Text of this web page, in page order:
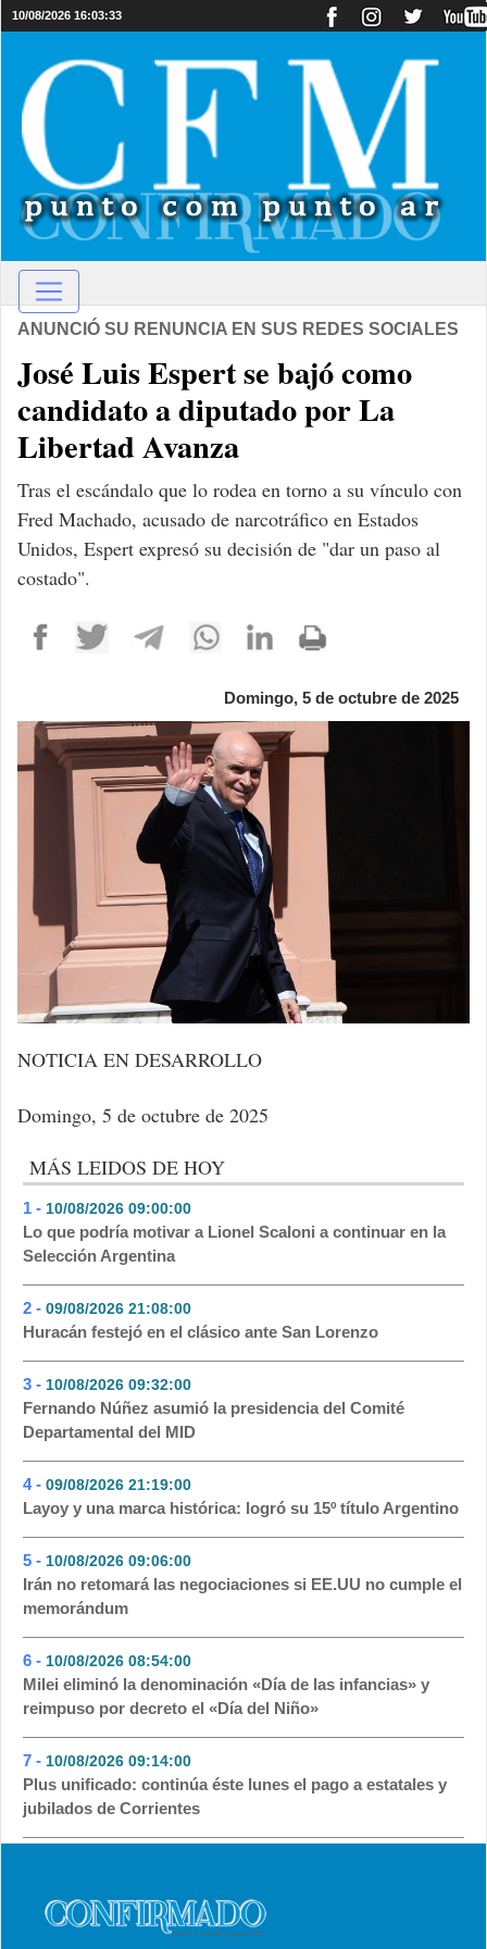
10/08/2026 16:03:33
ANUNCIÓ SU RENUNCIA EN SUS REDES SOCIALES
José Luis Espert se bajó como
candidato a diputado por La
Libertad Avanza
Tras el escándalo que lo rodea en torno a su vínculo con
Fred Machado, acusado de narcotráfico en Estados
Unidos, Espert expresó su decisión de "dar un paso al
costado".
Domingo, 5 de octubre de 2025
NOTICIA EN DESARROLLO
Domingo, 5 de octubre de 2025
MÁS LEIDOS DE HOY
1 - 10/08/2026 09:00:00
Lo que podría motivar a Lionel Scaloni a continuar en la
Selección Argentina
2 - 09/08/2026 21:08:00
Huracán festejó en el clásico ante San Lorenzo
3 - 10/08/2026 09:32:00
Fernando Núñez asumió la presidencia del Comité
Departamental del MID
4 - 09/08/2026 21:19:00
Layoy y una marca histórica: logró su 15º título Argentino
5 - 10/08/2026 09:06:00
Irán no retomará las negociaciones si EE.UU no cumple el
memorándum
6 - 10/08/2026 08:54:00
Milei eliminó la denominación «Día de las infancias» y
reimpuso por decreto el «Día del Niño»
7 - 10/08/2026 09:14:00
Plus unificado: continúa éste lunes el pago a estatales y
jubilados de Corrientes